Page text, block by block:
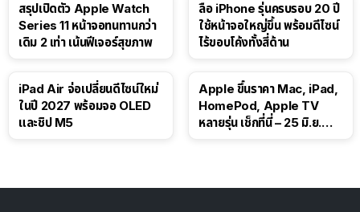
สรุปเปิดตัว Apple Watch
Series 11 หน้าจอทนทานกว่า
เดิม 2 เท่า เน้นฟีเจอร์สุขภาพ
ลือ iPhone รุ่นครบรอบ 20 ปี
ใช้หน้าจอใหญ่ขึ้น พร้อมดีไซน์
ไร้ขอบโค้งทั้งสี่ด้าน
iPad Air จ่อเปลี่ยนดีไซน์ใหม่
ในปี 2027 พร้อมจอ OLED
และชิป M5
Apple ขึ้นราคา Mac, iPad,
HomePod, Apple TV
หลายรุ่น เช็กที่นี่ – 25 มิ.ย.